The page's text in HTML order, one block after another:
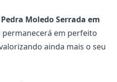
Pedra Moledo Serrada em
permanecerá em perfeito
ainda mais o seu